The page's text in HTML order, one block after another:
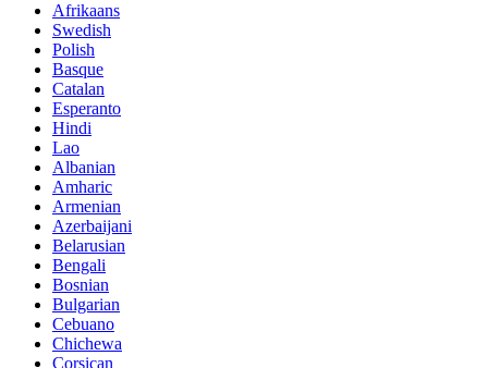
Afrikaans
Swedish
Polish
Basque
Catalan
Esperanto
Hindi
Lao
Albanian
Amharic
Armenian
Azerbaijani
Belarusian
Bengali
Bosnian
Bulgarian
Cebuano
Chichewa
Corsican